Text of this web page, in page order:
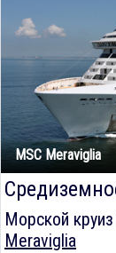
MSC Meraviglia
Морской
Meraviglia